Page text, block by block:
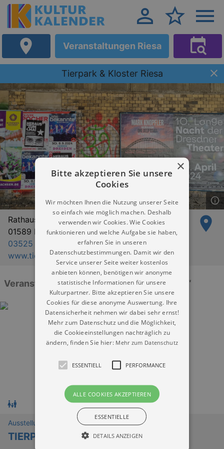
Veranstaltungen Riesa
Tierpark & Kloster Riesa
Rathausplatz 1
01589 Riesa
03525 732089
www.tierpark-riesa.de
Veranstaltungen: „Tierpark & Kloster Riesa“
Ausstellungen
TIERPARK RIESA
×
Bitte akzeptieren Sie unsere
Cookies
Wir möchten Ihnen die Nutzung unserer Seite
so einfach wie möglich machen. Deshalb
verwenden wir Cookies. Wie Cookies
funktionieren und welche Aufgabe sie haben,
erfahren Sie in unseren
Datenschutzbestimmungen. Damit wir den
Service unserer Seite weiter kostenlos
anbieten können, benötigen wir anonyme
statistische Informationen für unsere
Kulturpartner. Bitte akzeptieren Sie unsere
Cookies für diese anonyme Auswertung. Ihre
Datensicherheit nehmen wir dabei sehr ernst!
Mehr zum Datenschutz und die Möglichkeit,
die Cookieeinstellungen nachträglich zu
ändern, finden Sie hier: Mehr zum Datenschutz
ESSENTIELL PERFORMANCE
ALLE COOKIES AKZEPTIEREN
ESSENTIELLE
DETAILS ANZEIGEN